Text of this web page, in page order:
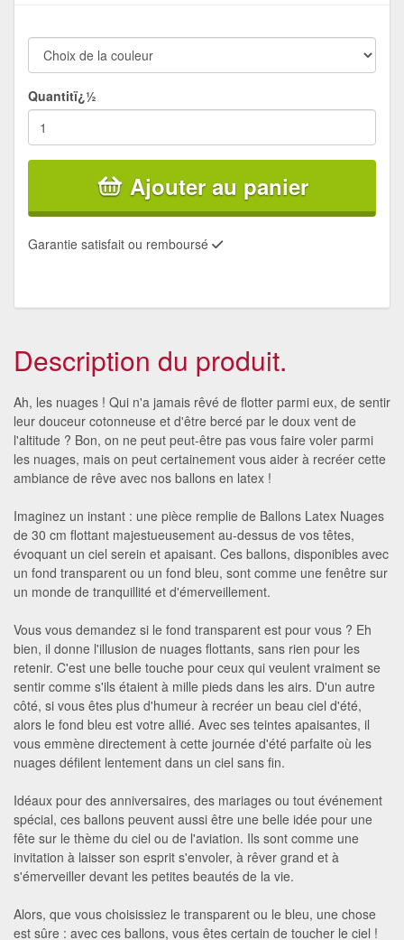
Quantitï¿½
Ajouter au panier
Garantie satisfait ou remboursé
Description du produit.
Ah, les nuages ! Qui n'a jamais rêvé de flotter parmi eux, de sentir
leur douceur cotonneuse et d'être bercé par le doux vent de
l'altitude ? Bon, on ne peut peut-être pas vous faire voler parmi
les nuages, mais on peut certainement vous aider à recréer cette
ambiance de rêve avec nos ballons en latex !
Imaginez un instant : une pièce remplie de Ballons Latex Nuages
de 30 cm flottant majestueusement au-dessus de vos têtes,
évoquant un ciel serein et apaisant. Ces ballons, disponibles avec
un fond transparent ou un fond bleu, sont comme une fenêtre sur
un monde de tranquillité et d'émerveillement.
Vous vous demandez si le fond transparent est pour vous ? Eh
bien, il donne l'illusion de nuages flottants, sans rien pour les
retenir. C'est une belle touche pour ceux qui veulent vraiment se
sentir comme s'ils étaient à mille pieds dans les airs. D'un autre
côté, si vous êtes plus d'humeur à recréer un beau ciel d'été,
alors le fond bleu est votre allié. Avec ses teintes apaisantes, il
vous emmène directement à cette journée d'été parfaite où les
nuages défilent lentement dans un ciel sans fin.
Idéaux pour des anniversaires, des mariages ou tout événement
spécial, ces ballons peuvent aussi être une belle idée pour une
fête sur le thème du ciel ou de l'aviation. Ils sont comme une
invitation à laisser son esprit s'envoler, à rêver grand et à
s'émerveiller devant les petites beautés de la vie.
Alors, que vous choisissiez le transparent ou le bleu, une chose
est sûre : avec ces ballons, vous êtes certain de toucher le ciel !